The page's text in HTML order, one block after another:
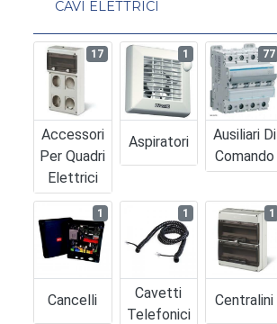
CAVI ELETTRICI
Accessori
Per Quadri
Elettrici
17
Aspiratori
1
Ausiliari Di
Comando
77
Cancelli
1
Cavetti
Telefonici
1
Centralini
1